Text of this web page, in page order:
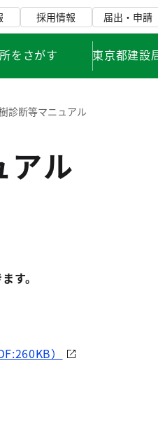
採用情報 届出・申請
をさがす 東京都建設
診断等マニュアル
アル
す。
）